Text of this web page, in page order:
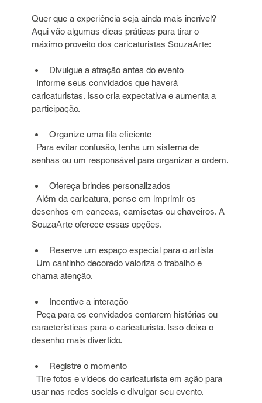
Quer que a experiência seja ainda mais incrível?
Aqui vão algumas dicas práticas para tirar o
máximo proveito dos caricaturistas SouzaArte:
Divulgue a atração antes do evento
caricaturistas. Isso cria expectativa e aumenta a
participação.
Organize uma fila eficiente
senhas ou um responsável para organizar a ordem.
Ofereça brindes personalizados
desenhos em canecas, camisetas ou chaveiros. A
SouzaArte oferece essas opções.
Reserve um espaço especial para o artista
chama atenção.
Incentive a interação
características para o caricaturista. Isso deixa o
desenho mais divertido.
Registre o momento
usar nas redes sociais e divulgar seu evento.